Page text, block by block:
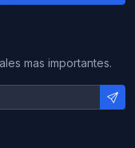
mas importantes.